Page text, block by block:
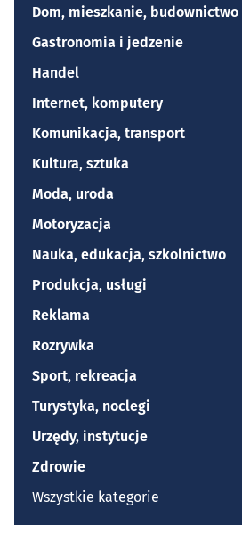
Dom, mieszkanie, budownictwo
Gastronomia i jedzenie
Handel
Internet, komputery
Komunikacja, transport
Kultura, sztuka
Moda, uroda
Motoryzacja
Nauka, edukacja, szkolnictwo
Produkcja, usługi
Reklama
Rozrywka
Sport, rekreacja
Turystyka, noclegi
Urzędy, instytucje
Zdrowie
Wszystkie kategorie